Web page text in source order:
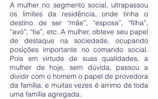
A mulher no segmento social, ultrapassou
os limites da residência, onde tinha o
destino de ser “mãe”, “esposa”, “filha”,
“avó”, “tia”, etc. A mulher, obteve seu papel
de destaque na sociedade, ocupando
posições importante no comando social.
Pois em virtude de suas qualidades, a
mulher de hoje, sem dúvida, passou a
dividir com o homem o papel de provedora
da família, e muitas vezes é arrimo de toda
uma família agregada.